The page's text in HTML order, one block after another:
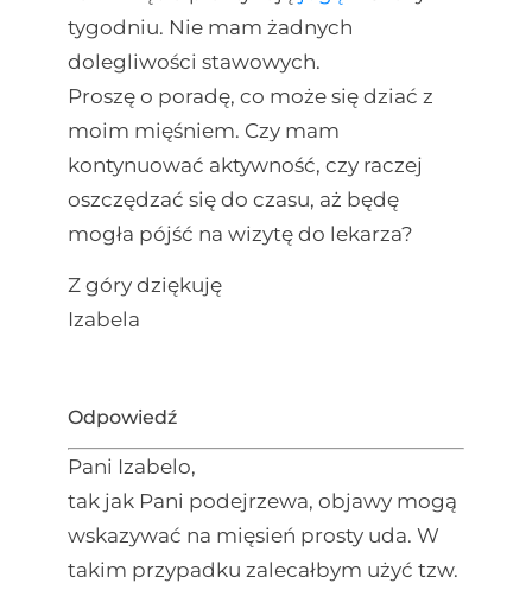
tygodniu. Nie mam żadnych
dolegliwości stawowych.
Proszę o poradę, co może się dziać z
moim mięśniem. Czy mam
kontynuować aktywność, czy raczej
oszczędzać się do czasu, aż będę
mogła pójść na wizytę do lekarza?
Z góry dziękuję
Izabela
Odpowiedź
Pani Izabelo,
tak jak Pani podejrzewa, objawy mogą
wskazywać na mięsień prosty uda. W
takim przypadku zalecałbym użyć tzw.